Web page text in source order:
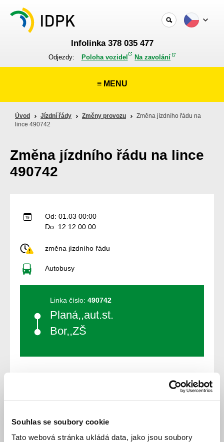
Souhlas se soubory cookie
Tato webová stránka ukládá data, jako jsou soubory
Infolinka 378 035 477
Odjezdy: Poloha vozidel Na zavolání
≡ MENU
Úvod Jízdní řády Změny provozu
Změna jízdního řádu na
lince 490742
Změna jízdního řádu na lince
490742
Od: 01.03 00:00
Do: 12.12 00:00
změna jízdního řádu
Autobusy
Linka číslo: 490742
Planá,,aut.st.
Bor,,ZŠ
Jízdní řád